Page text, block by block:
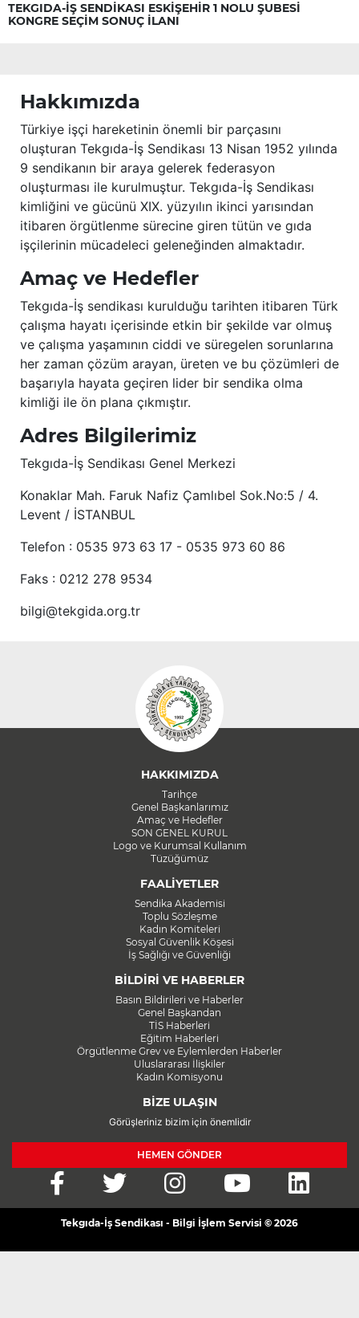
TEKGIDA-İŞ SENDİKASI ESKİŞEHİR 1 NOLU ŞUBESİ
KONGRE SEÇİM SONUÇ İLANI
Hakkımızda
Türkiye işçi hareketinin önemli bir parçasını
oluşturan Tekgıda-İş Sendikası 13 Nisan 1952 yılında
9 sendikanın bir araya gelerek federasyon
oluşturması ile kurulmuştur. Tekgıda-İş Sendikası
kimliğini ve gücünü XIX. yüzyılın ikinci yarısından
itibaren örgütlenme sürecine giren tütün ve gıda
işçilerinin mücadeleci geleneğinden almaktadır.
Amaç ve Hedefler
Tekgıda-İş sendikası kurulduğu tarihten itibaren Türk
çalışma hayatı içerisinde etkin bir şekilde var olmuş
ve çalışma yaşamının ciddi ve süregelen sorunlarına
her zaman çözüm arayan, üreten ve bu çözümleri de
başarıyla hayata geçiren lider bir sendika olma
kimliği ile ön plana çıkmıştır.
Adres Bilgilerimiz
Tekgıda-İş Sendikası Genel Merkezi
Konaklar Mah. Faruk Nafiz Çamlıbel Sok.No:5 / 4.
Levent / İSTANBUL
Telefon : 0535 973 63 17 - 0535 973 60 86
Faks : 0212 278 9534
bilgi@tekgida.org.tr
HAKKIMIZDA
Tarihçe
Genel Başkanlarımız
Amaç ve Hedefler
SON GENEL KURUL
Logo ve Kurumsal Kullanım
Tüzüğümüz
FAALİYETLER
Sendika Akademisi
Toplu Sözleşme
Kadın Komiteleri
Sosyal Güvenlik Köşesi
İş Sağlığı ve Güvenliği
BİLDİRİ VE HABERLER
Basın Bildirileri ve Haberler
Genel Başkandan
TİS Haberleri
Eğitim Haberleri
Örgütlenme Grev ve Eylemlerden Haberler
Uluslararası İlişkiler
Kadın Komisyonu
BİZE ULAŞIN
Görüşleriniz bizim için önemlidir
HEMEN GÖNDER
Tekgıda-İş Sendikası - Bilgi İşlem Servisi © 2026